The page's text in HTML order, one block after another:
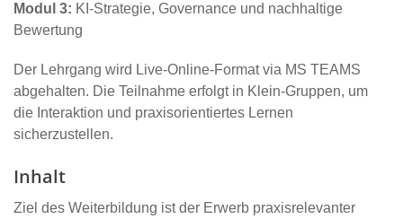
Modul 3: KI‑Strategie, Governance und nachhaltige
Bewertung
Der Lehrgang wird Live-Online-Format via MS TEAMS
abgehalten. Die Teilnahme erfolgt in Klein-Gruppen, um
die Interaktion und praxisorientiertes Lernen
sicherzustellen.
Inhalt
Ziel des Weiterbildung ist der Erwerb praxisrelevanter